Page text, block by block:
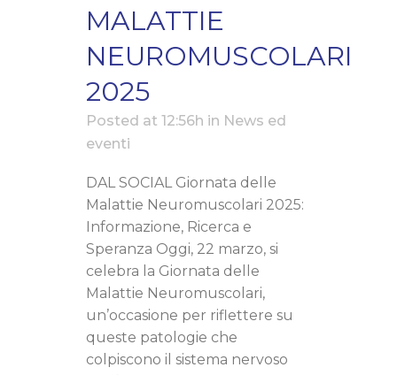
MALATTIE
NEUROMUSCOLARI
2025
Posted at 12:56h in News ed
eventi
DAL SOCIAL Giornata delle
Malattie Neuromuscolari 2025:
Informazione, Ricerca e
Speranza Oggi, 22 marzo, si
celebra la Giornata delle
Malattie Neuromuscolari,
un’occasione per riflettere su
queste patologie che
colpiscono il sistema nervoso